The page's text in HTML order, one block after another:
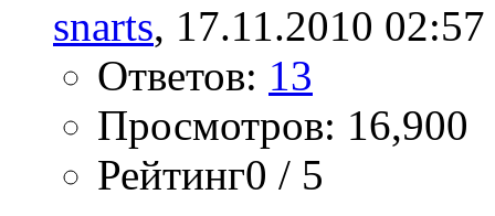
snarts, 17.11.2010 02:57
Ответов: 13
Просмотров: 16,900
Рейтинг0 / 5